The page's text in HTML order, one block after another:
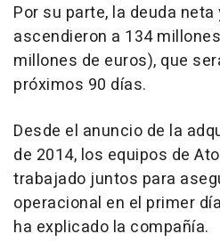
Por su parte, la deuda
ascendieron a 134
millones de euros), que
próximos 90 días.
Desde el anuncio de la
de 2014, los equipos de
trabajado juntos para
operacional en el primer
ha explicado la compañía.